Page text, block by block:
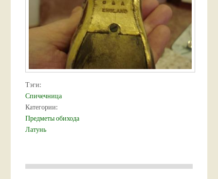
Тэги:
Спичечница
Категории:
Предметы обихода
Латунь